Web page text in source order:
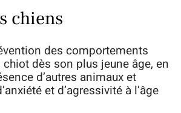
chiens
des comportements
dès son plus jeune âge, en
d’autres animaux et
et d’agressivité à l’âge